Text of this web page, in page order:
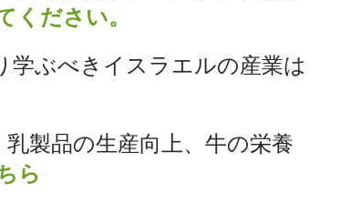
ください。
学ぶべきイスラエルの産業は
製品の生産向上、牛の栄養
ら